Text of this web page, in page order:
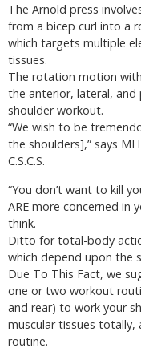
The Arnold press
from a bicep curl into a
which targets multiple
tissues.
The rotation motion
the anterior, lateral,
shoulder workout.
“We wish to be
the shoulders],” says
C.S.C.S.
“You don’t want to kill
ARE more concerned in
think.
Ditto for total-body
which depend upon the
Due To This Fact, we
one or two workout
and rear) to work your
muscular tissues
routine.